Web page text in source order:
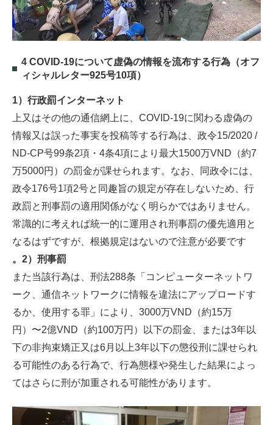
4 COVID-19について虚偽の情報を流布する行為（オフ
ィシャルレター925号10項）
1）行政罰インターネット
上又はその他の通信網上に、COVID-19に関わる虚偽の
情報又は誤った事実を投稿等する行為は、政令15/2020 /
ND-CP号99条2項・4条4項により最大1500万VND（約7
万5000円）の罰金が課せられます。なお、同政令には、
政令176号1項2号と同趣旨の規定が存在しないため、行
政罰と刑事罰の適用関係がなく明らかではありません。
常識的に考えれば統一的に運用され刑事罰の優先適用と
なるはずですが、根拠規定はないので注意が必要です
。2）刑事罰
また当該行為は、刑法288条「コンピューターネットワ
ーク、通信ネットワークに情報を違法にアップロードす
るか、使用する罪」により、3000万VND（約15万
円）〜2億VND（約100万円）以下の罰金、または3年以
下の非拘束矯正又は6月以上3年以下の懲役刑に課せられ
る可能性のある行為で、行為態様や発生した結果によっ
てはさらに刑が加重される可能性があります。